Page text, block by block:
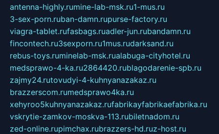
antenna-highly.rumine-lab-msk.ru1-mus.ru
3-sex-porn.ruban-damn.rupurse-factory.ru
viagra-tablet.rufasbags.ruadler-jun.rubandamn.ru
fincontech.ru3sexporn.ru1mus.rudarksand.ru
rebus-toys.ruminelab-msk.rualabuga-cityhotel.ru
medsprawo-4-ka.ru2864420.rublagodarenie-spb.ru
zajmy24.rutovudyi-4-kuhnyanazakaz.ru
brazzerscom.rumedsprawo4ka.ru
xehyroo5kuhnyanazakaz.rufabrikayfabrikaefabrika.ru
vskrytie-zamkov-moskva-113.rubiletnadom.ru
zed-online.rupimchax.rubrazzers-hd.ruz-host.ru